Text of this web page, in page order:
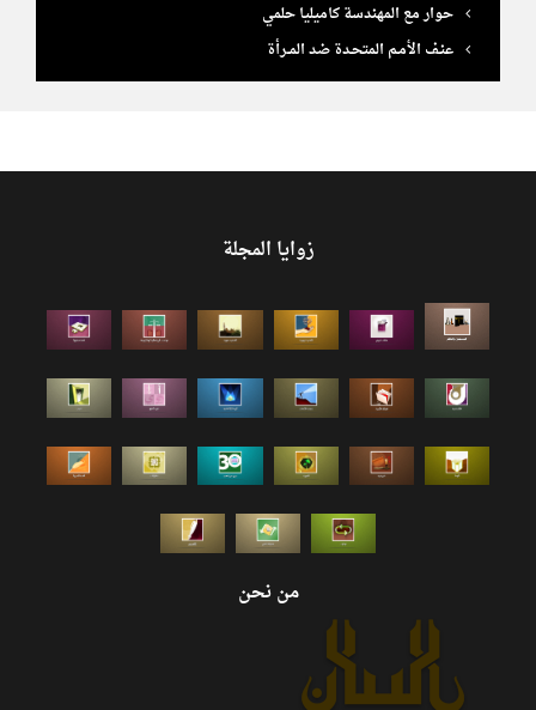
حوار مع المهندسة كاميليا حلمي
عنـف الأمـم المتحـدة ضد المــرأة
زوايا المجلة
من نحن